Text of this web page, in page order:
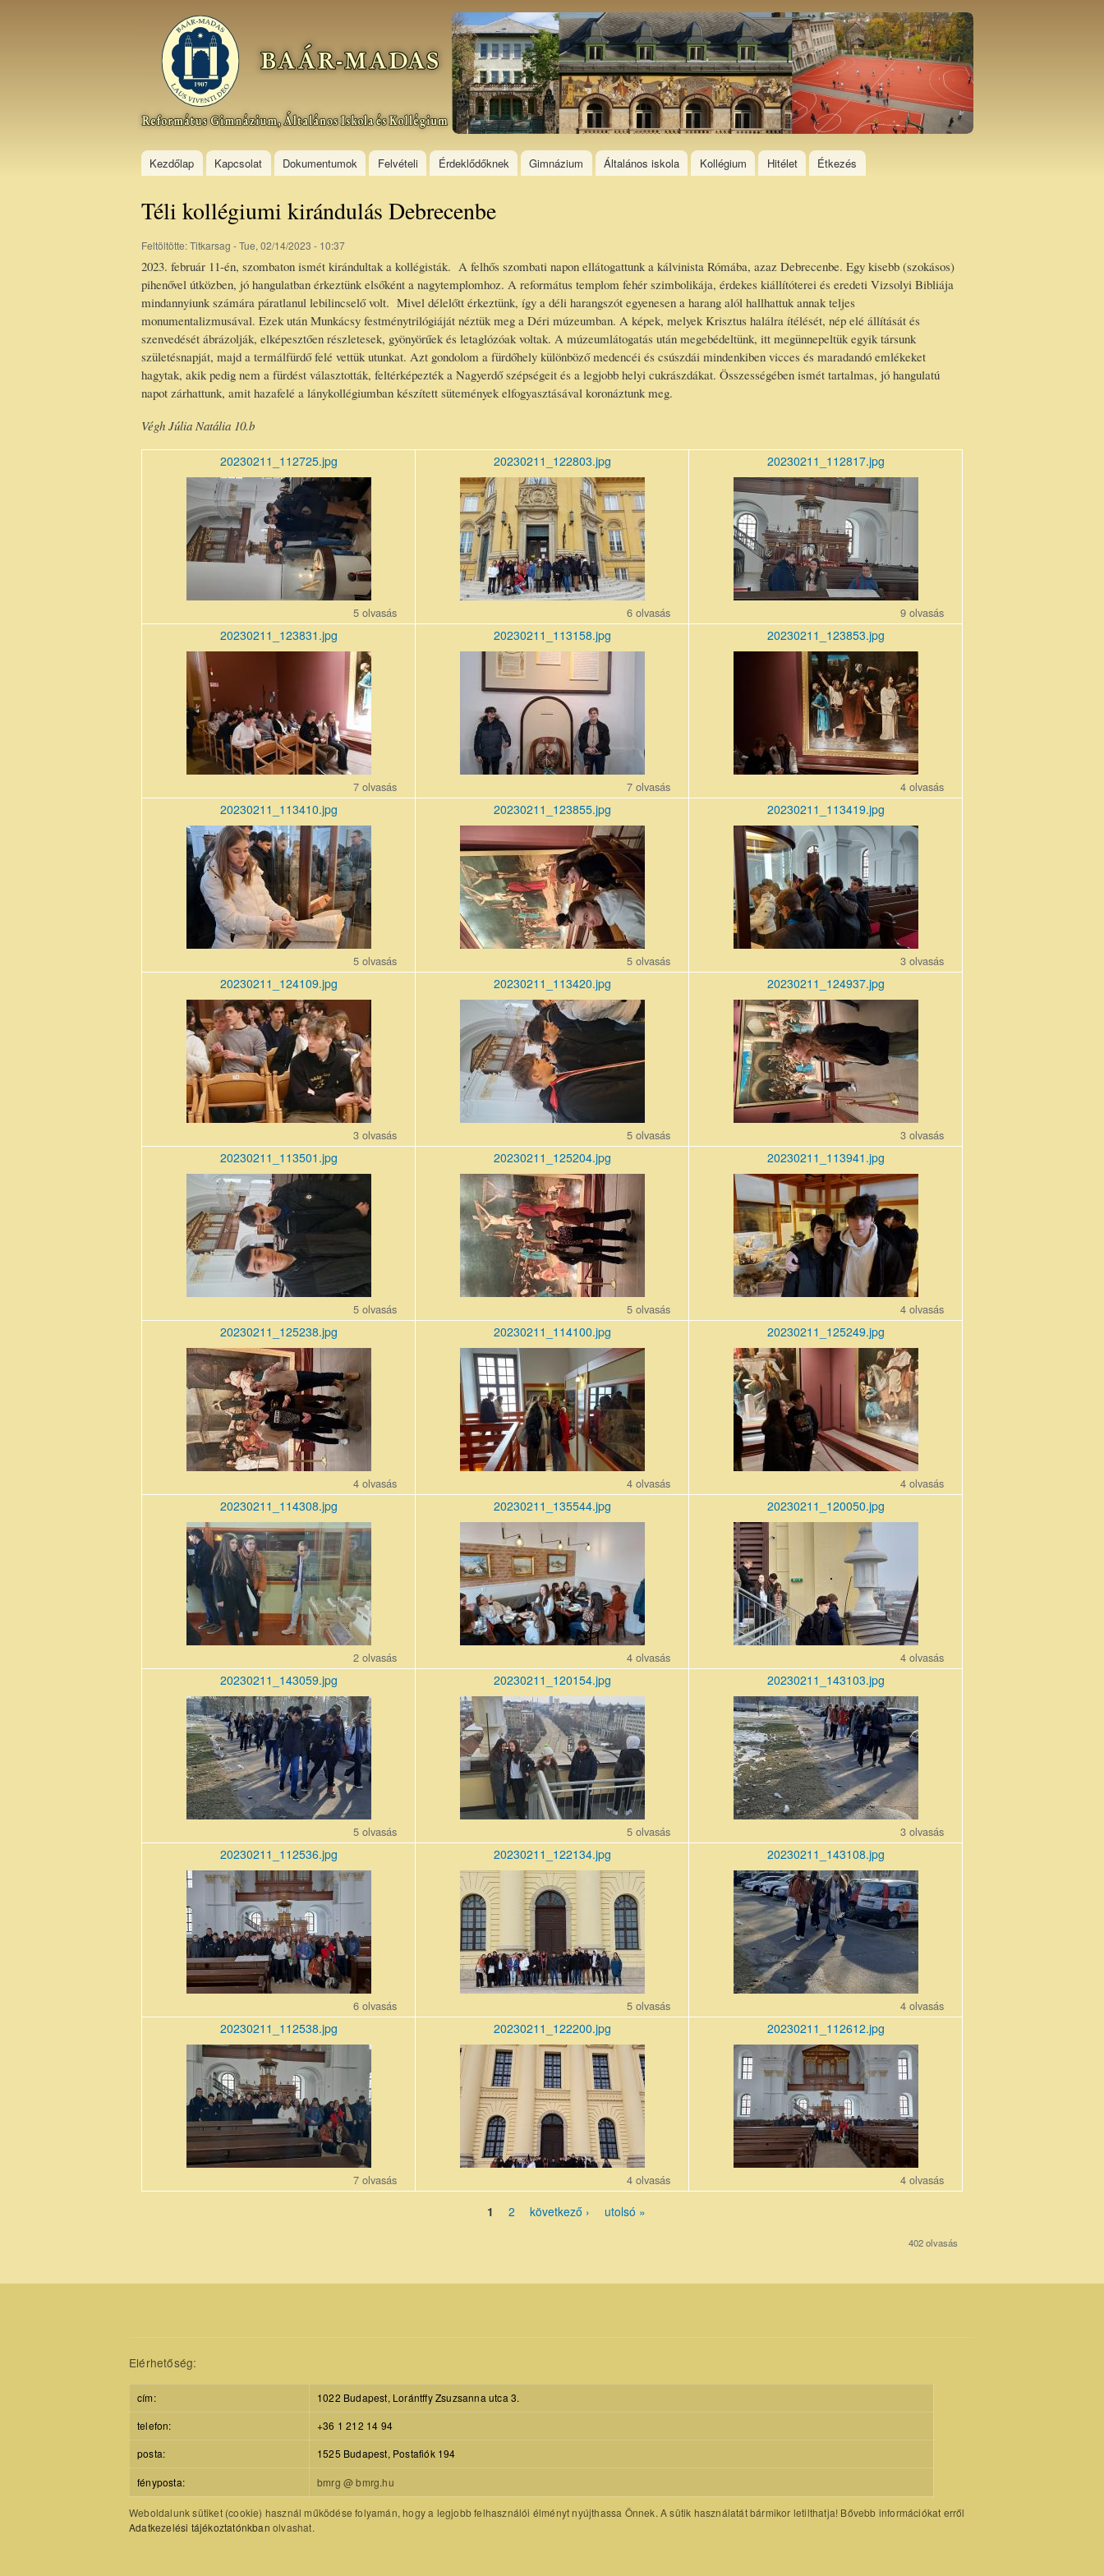
Skip to
main
content
Baár–
Madas
Református
Gimnázium,
Általános
Kollégium
Kezdőlap Kapcsolat Dokumentumok Felvételi Érdeklődőknek Gimnázium Általános iskola Kollégium Hitélet Étkezés
Téli kollégiumi kirándulás Debrecenbe
Feltöltötte:Titkarsag - Tue, 02/14/2023 - 10:37
2023. február 11-én, szombaton ismét kirándultak a kollégisták. A felhős szombati napon ellátogattunk a kálvinista Rómába, azaz Debrecenbe. Egy kisebb (szokásos)
pihenővel útközben, jó hangulatban érkeztünk elsőként a nagytemplomhoz. A református templom fehér szimbolikája, érdekes kiállítóterei és eredeti Vizsolyi Bibliája
mindannyiunk számára páratlanul lebilincselő volt. Mivel délelőtt érkeztünk, így a déli harangszót egyenesen a harang alól hallhattuk annak teljes
monumentalizmusával. Ezek után Munkácsy festménytrilógiáját néztük meg a Déri múzeumban. A képek, melyek Krisztus halálra ítélését, nép elé állítását és
szenvedését ábrázolják, elképesztően részletesek, gyönyörűek és letaglózóak voltak. A múzeumlátogatás után megebédeltünk, itt megünnepeltük egyik társunk
születésnapját, majd a termálfürdő felé vettük utunkat. Azt gondolom a fürdőhely különböző medencéi és csúszdái mindenkiben vicces és maradandó emlékeket
hagytak, akik pedig nem a fürdést választották, feltérképezték a Nagyerdő szépségeit és a legjobb helyi cukrászdákat. Összességében ismét tartalmas, jó hangulatú
napot zárhattunk, amit hazafelé a lánykollégiumban készített sütemények elfogyasztásával koronáztunk meg.
Végh Júlia Natália 10.b
20230211_112725.jpg
20230211_112725.jpg
5 olvasás
20230211_122803.jpg
20230211_122803.jpg
6 olvasás
20230211_112817.jpg
20230211_112817_r1.jpg
9 olvasás
20230211_123831.jpg
20230211_123831.jpg
7 olvasás
20230211_113158.jpg
20230211_113158_r1.jpg
7 olvasás
20230211_123853.jpg
20230211_123853.jpg
4 olvasás
20230211_113410.jpg
20230211_113410_r1.jpg
5 olvasás
20230211_123855.jpg
5 olvasás
20230211_113419.jpg
20230211_113419.jpg
3 olvasás
20230211_124109.jpg
20230211_124109.jpg
3 olvasás
20230211_113420.jpg
20230211_113420.jpg
5 olvasás
20230211_124937.jpg
20230211_124937.jpg
3 olvasás
20230211_113501.jpg
20230211_113501.jpg
5 olvasás
20230211_125204.jpg
20230211_125204.jpg
5 olvasás
20230211_113941.jpg
20230211_113941.jpg
4 olvasás
20230211_125238.jpg
20230211_125238.jpg
4 olvasás
20230211_114100.jpg
20230211_114100.jpg
4 olvasás
20230211_125249.jpg
20230211_125249.jpg
4 olvasás
20230211_114308.jpg
20230211_114308_r1.jpg
2 olvasás
20230211_135544.jpg
20230211_135544.jpg
4 olvasás
20230211_120050.jpg
20230211_120050.jpg
4 olvasás
20230211_143059.jpg
20230211_143059_r1.jpg
5 olvasás
20230211_120154.jpg
20230211_120154_r1.jpg
5 olvasás
20230211_143103.jpg
20230211_143103_r1.jpg
3 olvasás
20230211_112536.jpg
20230211_112536.jpg
6 olvasás
20230211_122134.jpg
20230211_122134.jpg
5 olvasás
20230211_143108.jpg
20230211_143108_r1.jpg
4 olvasás
20230211_112538.jpg
20230211_112538.jpg
7 olvasás
20230211_122200.jpg
20230211_122200_r1.jpg
4 olvasás
20230211_112612.jpg
20230211_112612.jpg
4 olvasás
1 2 következő › utolsó »
402 olvasás
Elérhetőség:
cím:
1022 Budapest, Lorántffy Zsuzsanna utca 3.
telefon:
+36 1 212 14 94
posta:
1525 Budapest, Postafiók 194
fényposta: bmrg @ bmrg.hu
Weboldalunk sütiket (cookie) használ működése folyamán, hogy a legjobb felhasználói élményt nyújthassa Önnek. A sütik használatát bármikor letilthatja! Bővebb információkat erről
Adatkezelési tájékoztatónkban olvashat.